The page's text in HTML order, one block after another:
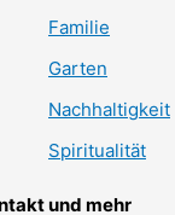
Familie
Garten
Nachhaltigkeit
Spiritualität
und mehr